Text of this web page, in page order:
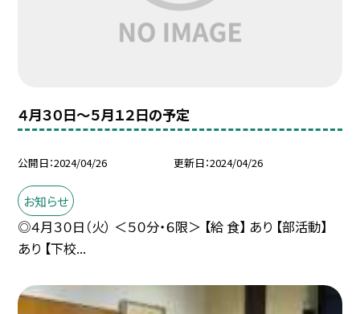
４月３０日〜５月１２日の予定
公開日 2024/04/26 更新日 2024/04/26
お知らせ
◎４月３０日（火） ＜５０分・６限＞ 【給 食】 あり 【部活動】
あり 【下校...